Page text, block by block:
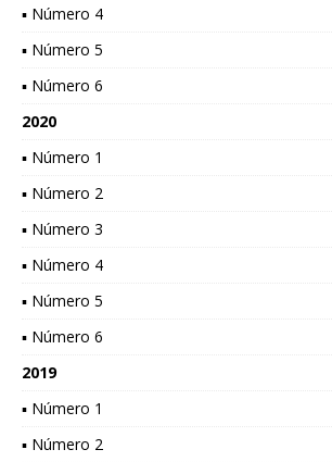
▪ Número 4
▪ Número 5
▪ Número 6
2020
▪ Número 1
▪ Número 2
▪ Número 3
▪ Número 4
▪ Número 5
▪ Número 6
2019
▪ Número 1
▪ Número 2